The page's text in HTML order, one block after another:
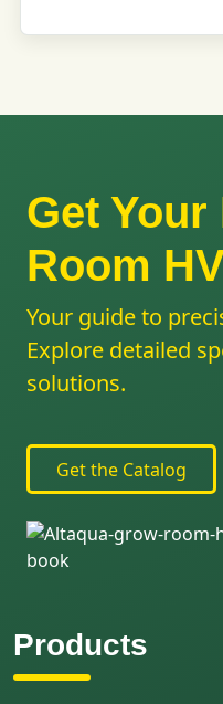
Get Your
Room
Your guide to
Explore detailed
solutions.
Get the Catalog
Products